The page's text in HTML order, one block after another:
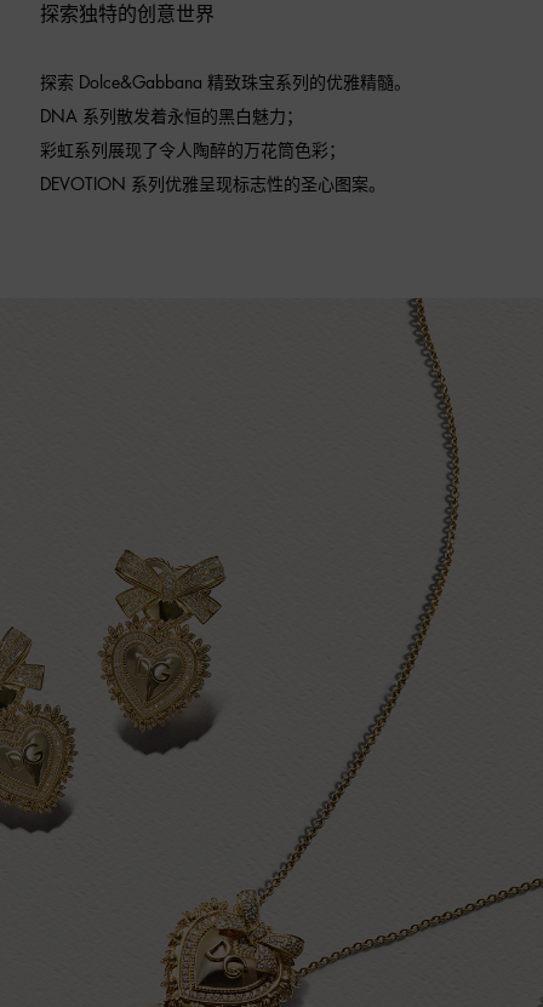
探索独特的创意世界
探索 Dolce&Gabbana 精致珠宝系列的优雅精髓。
DNA 系列散发着永恒的黑白魅力；
彩虹系列展现了令人陶醉的万花筒色彩；
DEVOTION 系列优雅呈现标志性的圣心图案。